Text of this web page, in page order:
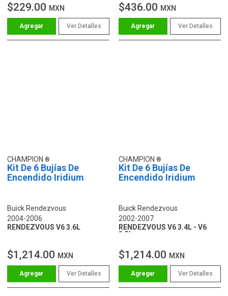
$229.00 MXN
Ver Detalles
$436.00 MXN
Ver Detalles
CHAMPION
Kit De 6 Bujías De
Encendido Iridium
Buick Rendezvous
2004-2006
RENDEZVOUS V6 3.6L
$1,214.00 MXN
Ver Detalles
CHAMPION
Kit De 6 Bujías De
Encendido Iridium
Buick Rendezvous
2002-2007
RENDEZVOUS V6 3.4L - V6
3.5L
$1,214.00 MXN
Ver Detalles